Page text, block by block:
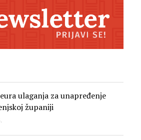
ulaganja za unapređenje
županiji